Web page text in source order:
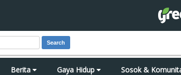
Search
Berita Gaya Hidup Sosok &